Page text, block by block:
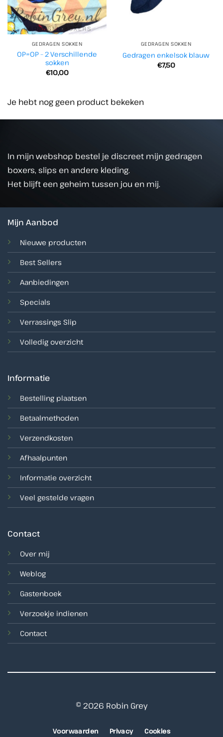
GEDRAGEN SOKKEN
OP=OP – 2 Verschillende
sokken
€10,00
GEDRAGEN SOKKEN
Gedragen enkelsok blauw
€7,50
Je hebt nog geen product bekeken
In mijn webshop bestel je discreet mijn gedragen
boxers, slips en andere kleding.
Het blijft een geheim tussen jou en mij.
Mijn Aanbod
Nieuwe producten
Best Sellers
Aanbiedingen
Specials
Verrassings Slip
Volledig overzicht
Informatie
Bestelling plaatsen
Betaalmethoden
Verzendkosten
Afhaalpunten
Informatie overzicht
Veel gestelde vragen
Contact
Over mij
Weblog
Gastenboek
Verzoekje indienen
Contact
© 2026 Robin Grey
Voorwaarden Privacy Cookies